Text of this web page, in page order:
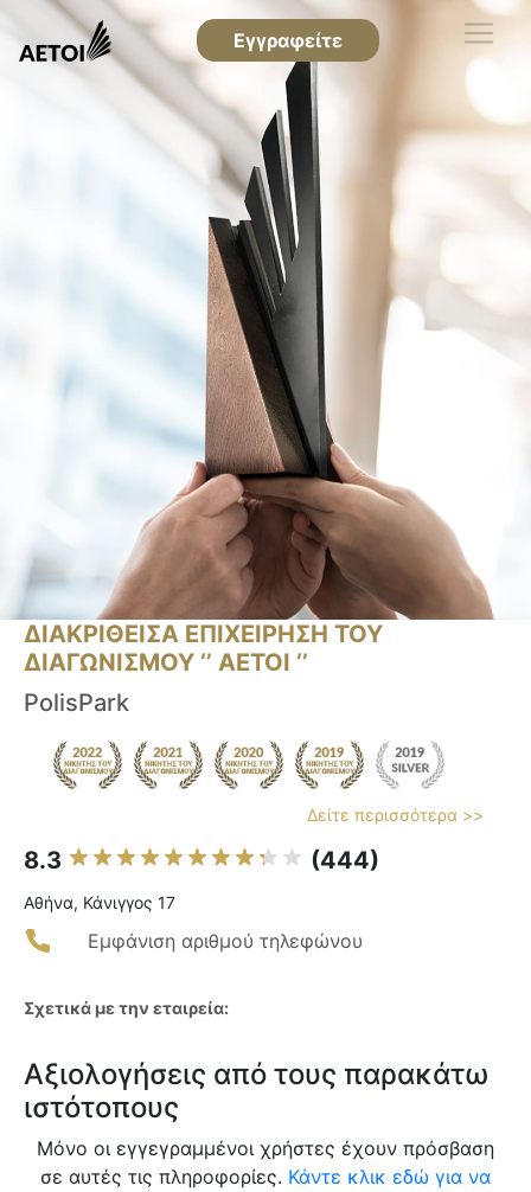
Εγγραφείτε
ΔΙΑΚΡΙΘΕΙΣΑ ΕΠΙΧΕΙΡΗΣΗ ΤΟΥ
ΔΙΑΓΩΝΙΣΜΟΥ ‘’ ΑΕΤΟΙ ‘’
PolisPark
Δείτε περισσότερα >>
8.3 (444)
Αθήνα, Κάνιγγος 17
Εμφάνιση αριθμού τηλεφώνου
Σχετικά με την εταιρεία:
Αξιολογήσεις από τους παρακάτω
ιστότοπους
Μόνο οι εγγεγραμμένοι χρήστες έχουν πρόσβαση
σε αυτές τις πληροφορίες. Κάντε κλικ εδώ για να